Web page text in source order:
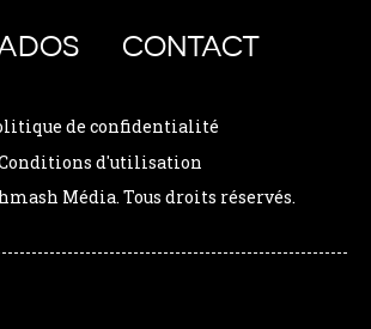
CONTACT
de confidentialité
d'utilisation
Média. Tous droits réservés.